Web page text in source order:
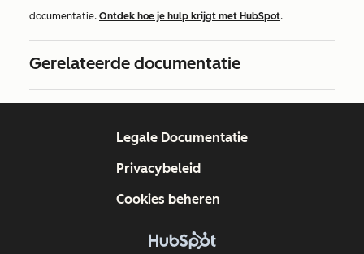
documentatie. Ontdek hoe je hulp krijgt met HubSpot.
Gerelateerde documentatie
Legale Documentatie
Privacybeleid
Cookies beheren